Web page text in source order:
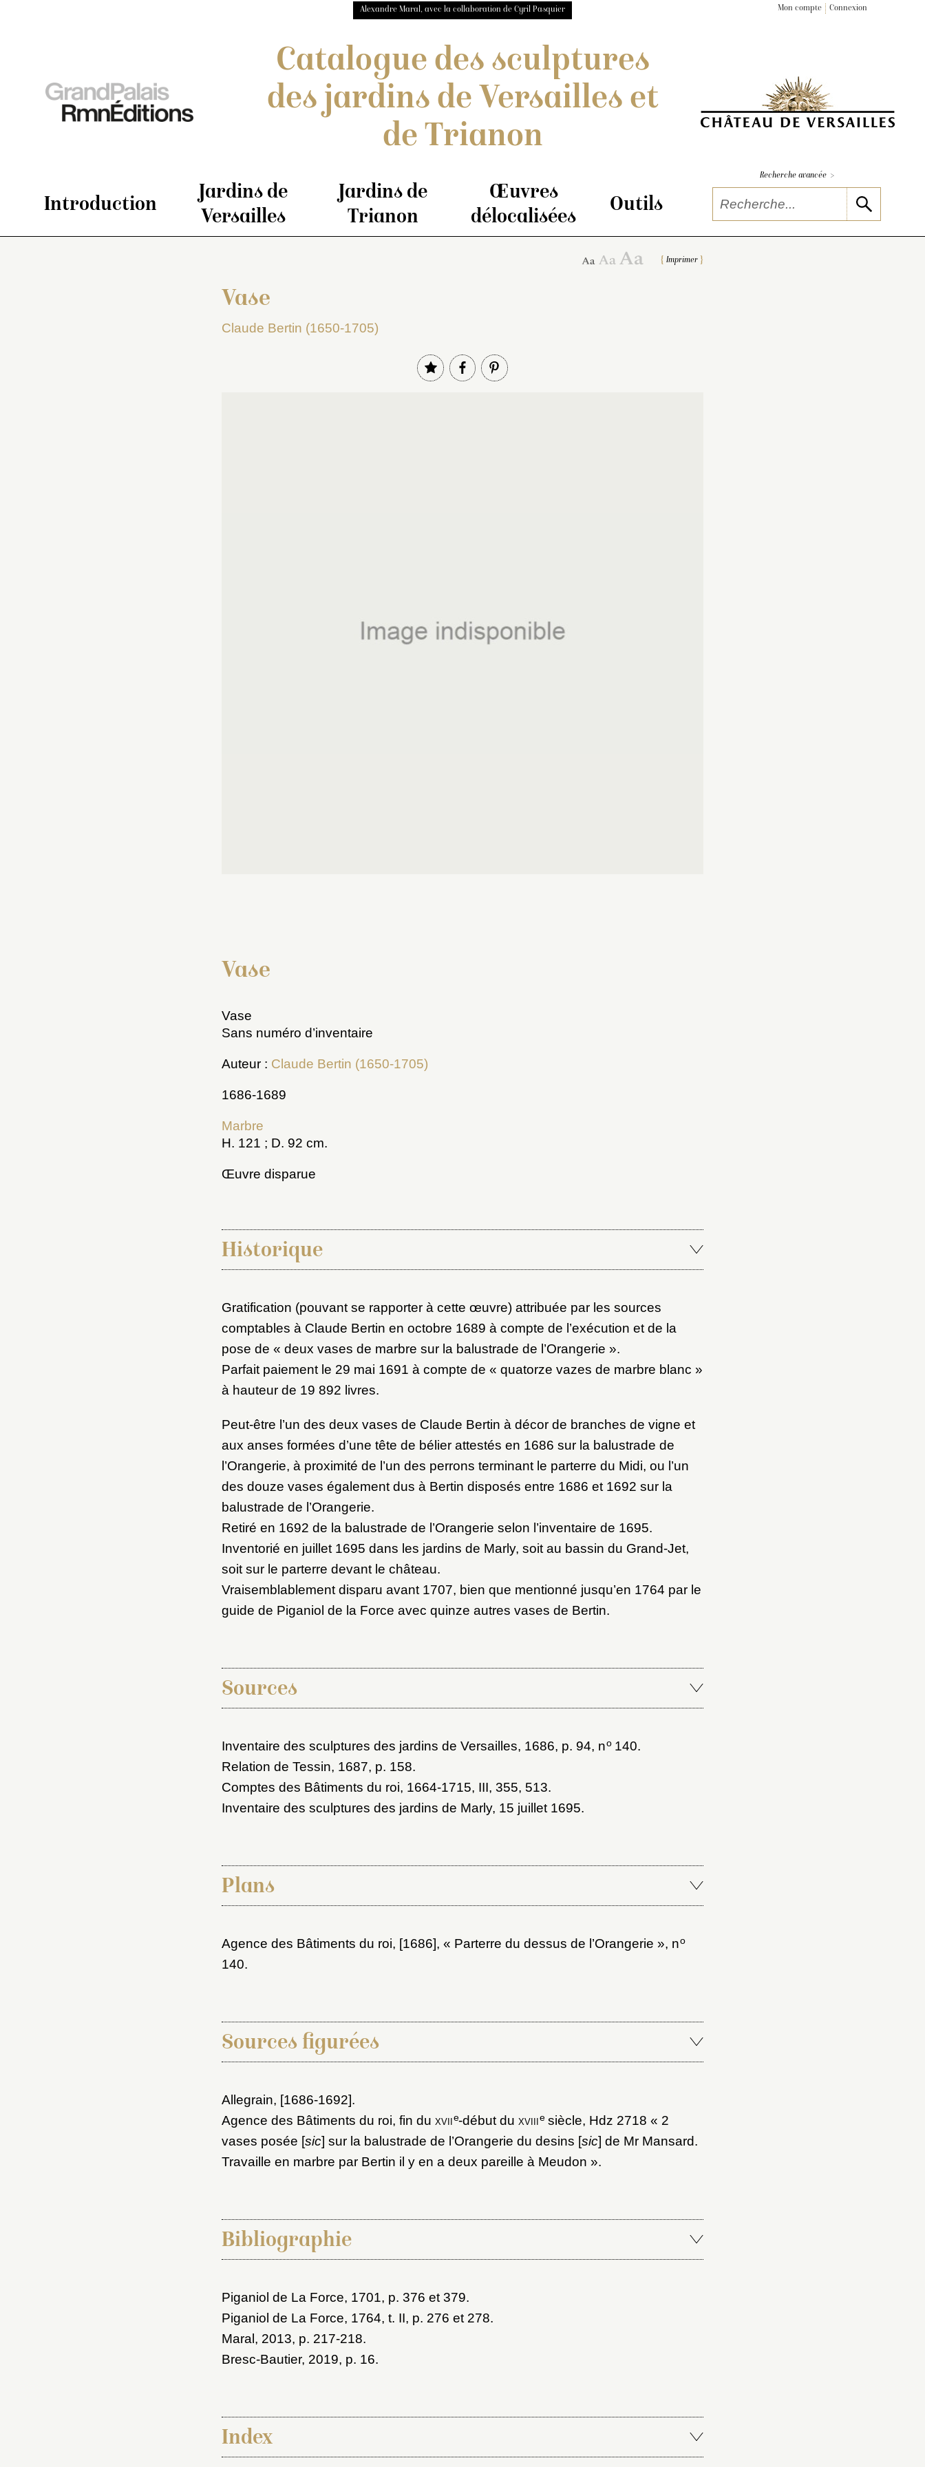
Alexandre Maral, avec la collaboration de Cyril Pasquier Mon compte Connexion
Catalogue des sculptures
des jardins de Versailles et
de Trianon
Introduction
Jardins de
Versailles
Jardins de
Trianon
Œuvres
délocalisées
Outils
Recherche avancée >
Imprimer
Vase
Claude Bertin (1650-1705)
Vase
Vase
Sans numéro d’inventaire
Auteur : Claude Bertin (1650-1705)
1686-1689
Marbre
H. 121 ; D. 92 cm.
Œuvre disparue
Historique
Gratification (pouvant se rapporter à cette œuvre) attribuée par les sources
comptables à Claude Bertin en octobre 1689 à compte de l’exécution et de la
pose de « deux vases de marbre sur la balustrade de l’Orangerie ».
Parfait paiement le 29 mai 1691 à compte de « quatorze vazes de marbre blanc »
à hauteur de 19 892 livres.
Peut-être l’un des deux vases de Claude Bertin à décor de branches de vigne et
aux anses formées d’une tête de bélier attestés en 1686 sur la balustrade de
l’Orangerie, à proximité de l’un des perrons terminant le parterre du Midi, ou l’un
des douze vases également dus à Bertin disposés entre 1686 et 1692 sur la
balustrade de l’Orangerie.
Retiré en 1692 de la balustrade de l’Orangerie selon l’inventaire de 1695.
Inventorié en juillet 1695 dans les jardins de Marly, soit au bassin du Grand-Jet,
soit sur le parterre devant le château.
Vraisemblablement disparu avant 1707, bien que mentionné jusqu’en 1764 par le
guide de Piganiol de la Force avec quinze autres vases de Bertin.
Sources
Inventaire des sculptures des jardins de Versailles, 1686, p. 94, no140.
Relation de Tessin, 1687, p. 158.
Comptes des Bâtiments du roi, 1664-1715, III, 355, 513.
Inventaire des sculptures des jardins de Marly, 15 juillet 1695.
Plans
Agence des Bâtiments du roi, [1686], « Parterre du dessus de l’Orangerie », no
140.
Sources figurées
Allegrain, [1686-1692].
Agence des Bâtiments du roi, fin du xviie-début du xviiiesiècle, Hdz 2718 « 2
vases posée [sic] sur la balustrade de l’Orangerie du desins [sic] de Mr Mansard.
Travaille en marbre par Bertin il y en a deux pareille à Meudon ».
Bibliographie
Piganiol de La Force, 1701, p. 376 et 379.
Piganiol de La Force, 1764, t. II, p. 276 et 278.
Maral, 2013, p. 217-218.
Bresc-Bautier, 2019, p. 16.
Index
Choix du dossier où ajouter la notice
Nom du dossier
Valider
Nouveau dossier
Connexion
Courriel
Mot de passe
Envoyer
Vous n'êtes pas encore inscrit ? Créer un compte